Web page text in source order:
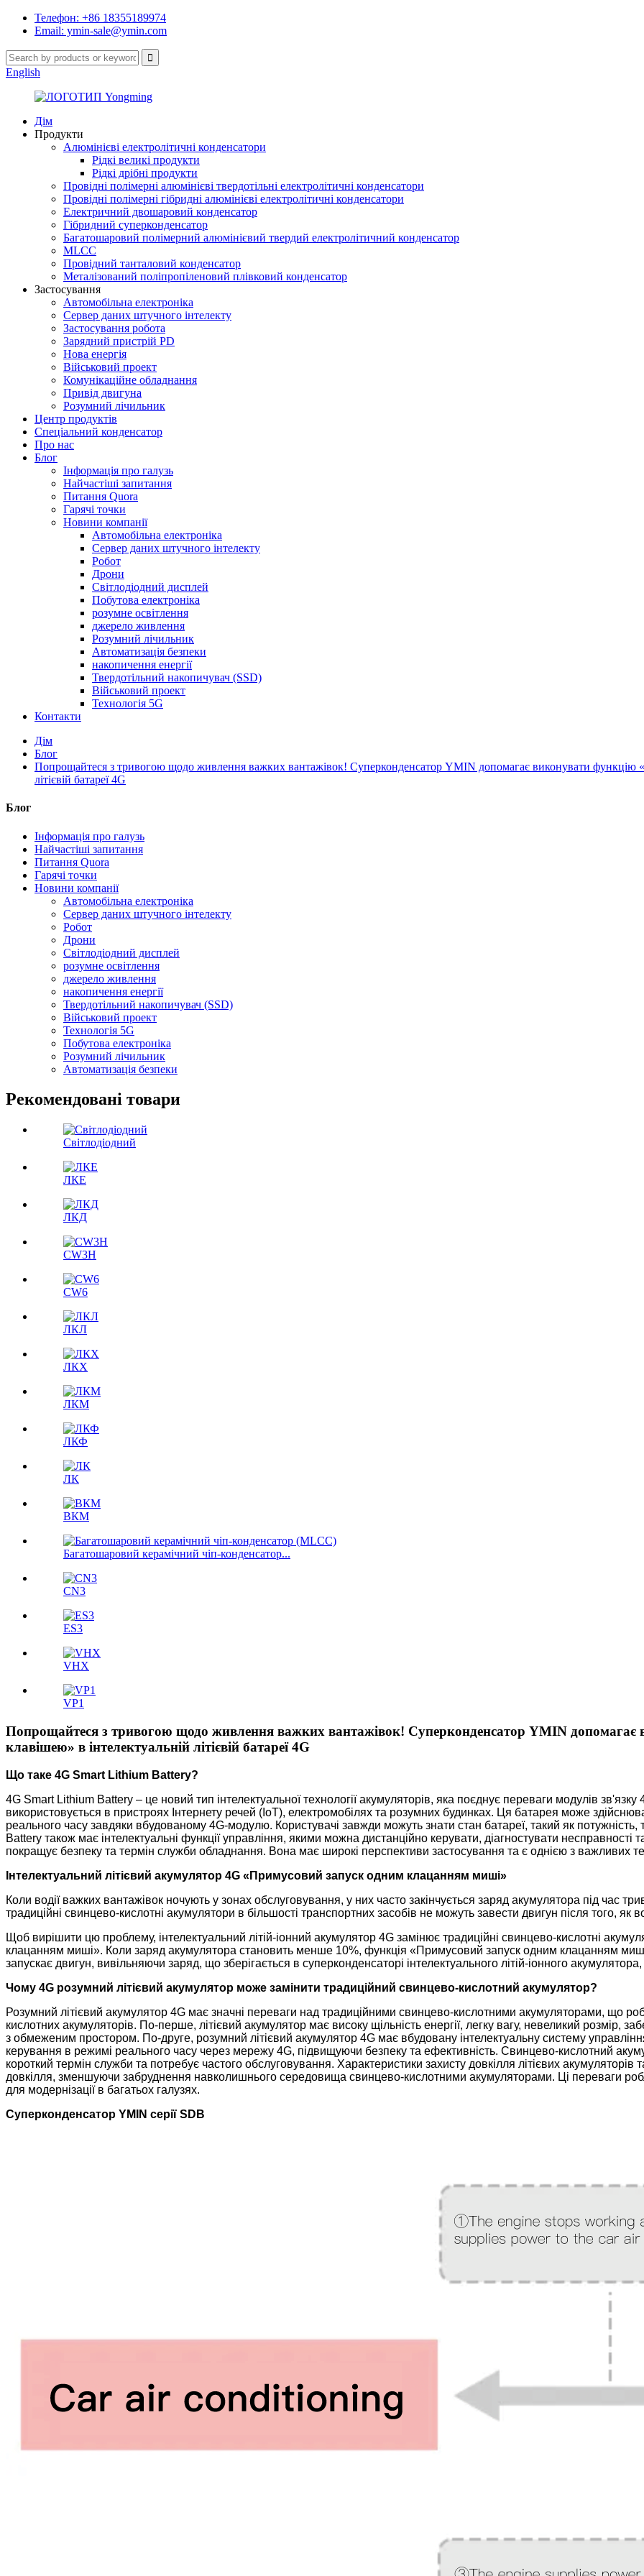
Телефон: +86 18355189974
Email: ymin-sale@ymin.com
English
Дім
Продукти
Алюмінієві електролітичні конденсатори
Рідкі великі продукти
Рідкі дрібні продукти
Провідні полімерні алюмінієві твердотільні електролітичні конденсатори
Провідні полімерні гібридні алюмінієві електролітичні конденсатори
Електричний двошаровий конденсатор
Гібридний суперконденсатор
Багатошаровий полімерний алюмінієвий твердий електролітичний конденсатор
MLCC
Провідний танталовий конденсатор
Металізований поліпропіленовий плівковий конденсатор
Застосування
Автомобільна електроніка
Сервер даних штучного інтелекту
Застосування робота
Зарядний пристрій PD
Нова енергія
Військовий проект
Комунікаційне обладнання
Привід двигуна
Розумний лічильник
Центр продуктів
Спеціальний конденсатор
Про нас
Блог
Інформація про галузь
Найчастіші запитання
Питання Quora
Гарячі точки
Новини компанії
Автомобільна електроніка
Сервер даних штучного інтелекту
Робот
Дрони
Світлодіодний дисплей
Побутова електроніка
розумне освітлення
джерело живлення
Розумний лічильник
Автоматизація безпеки
накопичення енергії
Твердотільний накопичувач (SSD)
Військовий проект
Технологія 5G
Контакти
Дім
Блог
Попрощайтеся з тривогою щодо живлення важких вантажівок! Суперконденсатор YMIN допомагає виконувати функцію
літієвій батареї 4G
Блог
Інформація про галузь
Найчастіші запитання
Питання Quora
Гарячі точки
Новини компанії
Автомобільна електроніка
Сервер даних штучного інтелекту
Робот
Дрони
Світлодіодний дисплей
розумне освітлення
джерело живлення
накопичення енергії
Твердотільний накопичувач (SSD)
Військовий проект
Технологія 5G
Побутова електроніка
Розумний лічильник
Автоматизація безпеки
Рекомендовані товари
Світлодіодний
ЛКЕ
ЛКД
CW3H
CW6
ЛКЛ
ЛКX
ЛКМ
ЛКФ
ЛК
ВКМ
Багатошаровий керамічний чіп-конденсатор...
CN3
ES3
VHX
VP1
Попрощайтеся з тривогою щодо живлення важких вантажівок! Суперконденсатор YMIN допомагає
клавішею» в інтелектуальній літієвій батареї 4G
Що таке 4G Smart Lithium Battery?
4G Smart Lithium Battery – це новий тип інтелектуальної технології акумуляторів, яка поєднує переваги модулів
використовується в пристроях Інтернету речей (IoT), електромобілях та розумних будинках. Ця батарея може
реального часу завдяки вбудованому 4G-модулю. Користувачі завжди можуть знати стан батареї, такий як
Battery також має інтелектуальні функції управління, якими можна дистанційно керувати, діагностувати
покращує безпеку та термін служби обладнання. Вона має широкі перспективи застосування та є однією з важливих
Інтелектуальний літієвий акумулятор 4G «Примусовий запуск одним клацанням миші»
Коли водії важких вантажівок ночують у зонах обслуговування, у них часто закінчується заряд акумулятора під час
традиційні свинцево-кислотні акумулятори в більшості транспортних засобів не можуть завести двигун після того, як
Щоб вирішити цю проблему, інтелектуальний літій-іонний акумулятор 4G замінює традиційні свинцево-кислотні
клацанням миші». Коли заряд акумулятора становить менше 10%, функція «Примусовий запуск одним клацанням
запускає двигун, вивільняючи заряд, що зберігається в суперконденсаторі інтелектуального літій-іонного
Чому 4G розумний літієвий акумулятор може замінити традиційний свинцево-кислотний акумулятор?
Розумний літієвий акумулятор 4G має значні переваги над традиційними свинцево-кислотними акумуляторами, що
кислотних акумуляторів. По-перше, літієвий акумулятор має високу щільність енергії, легку вагу, невеликий розмір,
з обмеженим простором. По-друге, розумний літієвий акумулятор 4G має вбудовану інтелектуальну систему
керування в режимі реального часу через мережу 4G, підвищуючи безпеку та ефективність. Свинцево-кислотний
короткий термін служби та потребує частого обслуговування. Характеристики захисту довкілля літієвих
довкілля, зменшуючи забруднення навколишнього середовища свинцево-кислотними акумуляторами. Ці переваги
для модернізації в багатьох галузях.
Суперконденсатор YMIN серії SDB